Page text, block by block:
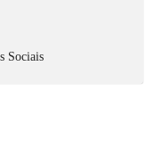
Sociais